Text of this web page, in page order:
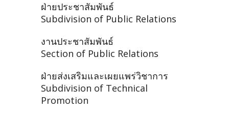
ฝ่ายประชาสัมพันธ์
Subdivision of Public Relations
งานประชาสัมพันธ์
Section of Public Relations
ฝ่ายส่งเสริมและเผยแพร่วิชาการ
Subdivision of Technical
Promotion